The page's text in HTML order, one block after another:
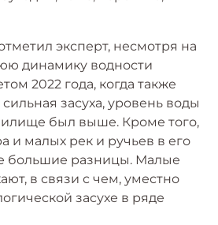
эксперт, несмотря на
динамику водности
2022 года, когда также
засуха, уровень воды
был выше. Кроме того,
и малых рек и ручьев в его
большие разницы. Малые
в связи с чем, уместно
засухе в ряде